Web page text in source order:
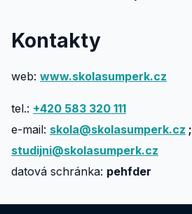
Kontakty
web: www.skolasumperk.cz
tel.: +420 583 320 111
e-mail: skola@skolasumperk.cz ;
studijni@skolasumperk.cz
datová schránka: pehfder